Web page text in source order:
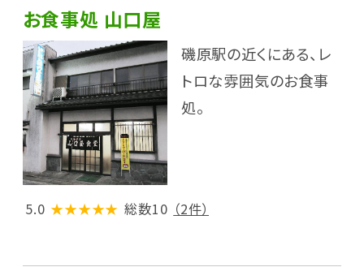
お食事処 山口屋
磯原駅の近くにある、レ
トロな雰囲気のお食事
処。
5.0 ★★★★★ 総数10 （2件）